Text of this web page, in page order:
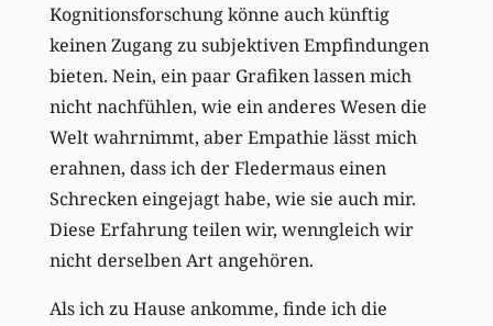
Kognitionsforschung könne auch künftig
keinen Zugang zu subjektiven Empfindungen
bieten. Nein, ein paar Grafiken lassen mich
nicht nachfühlen, wie ein anderes Wesen die
Welt wahrnimmt, aber Empathie lässt mich
erahnen, dass ich der Fledermaus einen
Schrecken eingejagt habe, wie sie auch mir.
Diese Erfahrung teilen wir, wenngleich wir
nicht derselben Art angehören.
Als ich zu Hause ankomme, finde ich die